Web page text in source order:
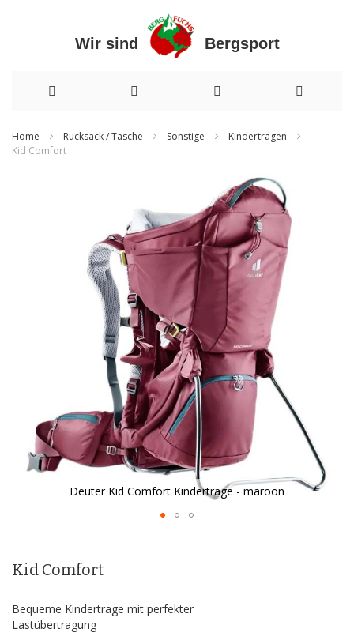
Wir sind Bergsport
zum
Home Rucksack / Tasche Sonstige
Kindertragen
Kid Comfort
Deuter Kid Comfort Kindertrage - maroon
der
Kid Comfort
Bequeme Kindertrage mit perfekter
Lastübertragung